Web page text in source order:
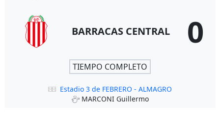
BARRACAS CENTRAL 0
TIEMPO COMPLETO
Estadio 3 de FEBRERO - ALMAGRO
MARCONI Guillermo